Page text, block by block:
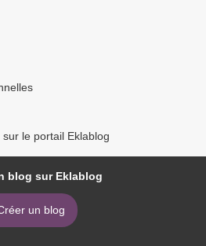
le portail Eklablog
blog sur Eklablog
un blog